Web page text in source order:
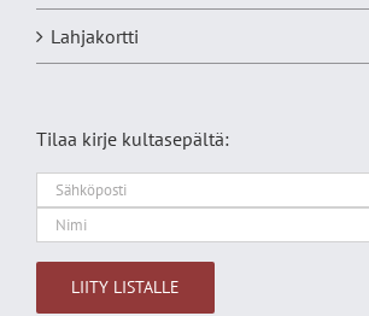
Lahjakortti
Tilaa kirje kultasepältä: